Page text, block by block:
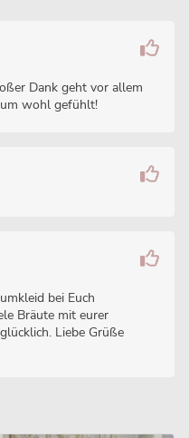
Dank geht vor allem
wohl gefühlt!
bei Euch
Bräute mit eurer
Liebe Grüße